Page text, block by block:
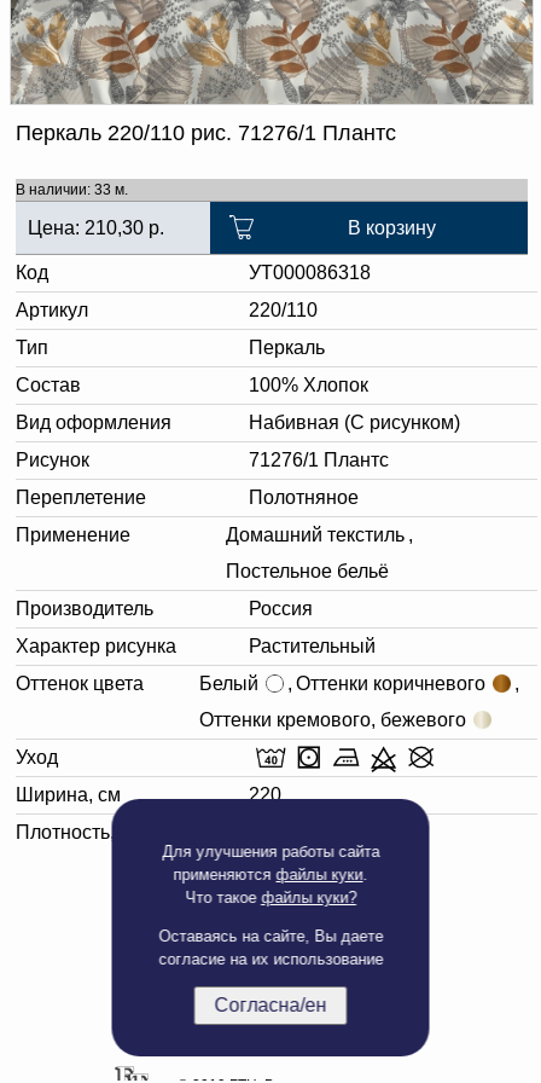
Для улучшения работы сайта
применяютсяфайлы куки.
Что такое файлы куки?
Оставаясь на сайте, Вы даете
согласие на их использование
Согласна/ен
Доверенность на
получение груза
Документы по работе с
персональными данными
Письмо руководителю
Вопросы и ответы
Новости | Статьи
Перкаль 220/110 рис. 71276/1 Плантс
В наличии: 33 м.
Цена: 210,30 р. В корзину
Код
УТ000086318
Артикул
220/110
Тип
Перкаль
Состав
100% Хлопок
Вид оформления
Набивная (С рисунком)
Рисунок
71276/1 Плантс
Переплетение
Полотняное
Применение
Домашний текстиль ,
Постельное бельё
Производитель
Россия
Характер рисунка
Растительный
Оттенок цвета
Белый , Оттенки коричневого
,
Оттенки кремового, бежевого
Уход
Ширина, см
220
Плотность, г/м²
Полная версия сайта
в